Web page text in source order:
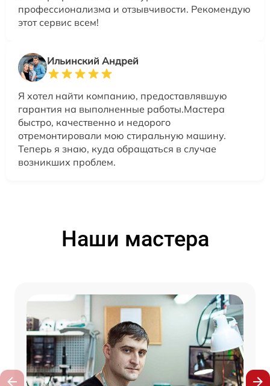
профессионализма и отзывчивости. Рекомендую
этот сервис всем!
Ильинский Андрей
Я хотел найти компанию, предоставлявшую
гарантия на выполненные работы.Мастера
быстро, качественно и недорого
отремонтировали мою стиральную машину.
Теперь я знаю, куда обращаться в случае
возникших проблем.
Наши мастера